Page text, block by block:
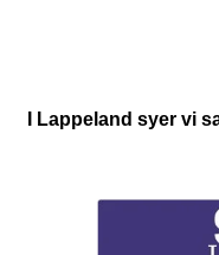
I Lappeland syer vi